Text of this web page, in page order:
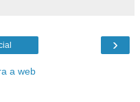
›
a web